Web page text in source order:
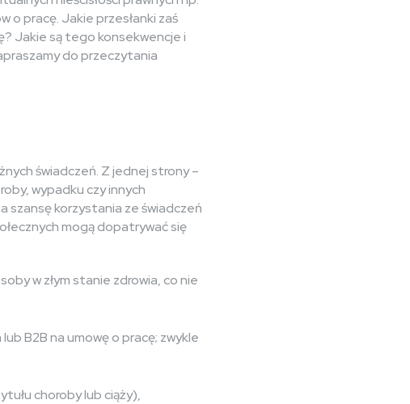
o pracę. Jakie przesłanki zaś
Jakie są tego konsekwencje i
do przeczytania
świadczeń. Z jednej strony –
wypadku czy innych
szansę korzystania ze świadczeń
mogą dopatrywać się
w złym stanie zdrowia, co nie
B2B na umowę o pracę; zwykle
choroby lub ciąży),